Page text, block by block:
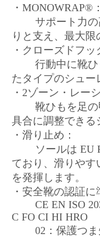
・MONOWRAP®：
サポート力
りと支え、最大限
・クローズドフッ
行動中に靴
たタイプのシュー
・2ゾーン・レー
靴ひもを足
具合に調整できる
・滑り止め：
ソールは EU
ており、滑りやす
を発揮します。
・安全靴の認証に
CE EN ISO
C FO CI HI HRO
02：保護つ